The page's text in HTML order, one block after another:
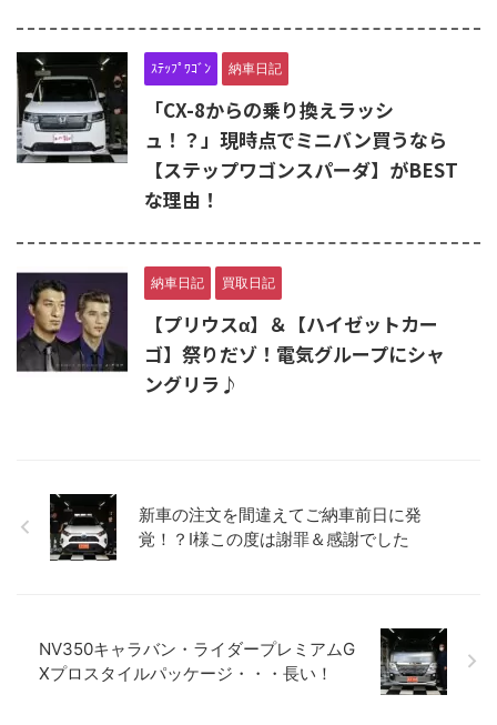
ｽﾃｯﾌﾟﾜｺﾞﾝ 納車日記
「CX-8からの乗り換えラッシ
ュ！？」現時点でミニバン買うなら
【ステップワゴンスパーダ】がBEST
な理由！
納車日記 買取日記
【プリウスα】＆【ハイゼットカー
ゴ】祭りだゾ！電気グループにシャ
ングリラ♪
新車の注文を間違えてご納車前日に発
覚！？I様この度は謝罪＆感謝でした
NV350キャラバン・ライダープレミアムG
Xプロスタイルパッケージ・・・長い！